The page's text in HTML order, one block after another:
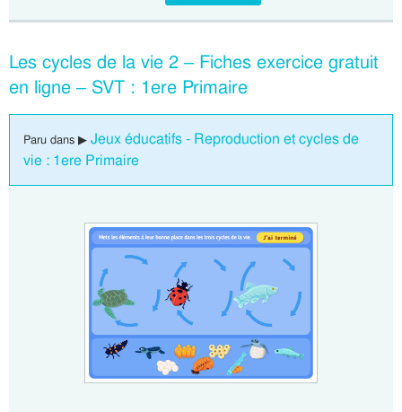
Les cycles de la vie 2 – Fiches exercice gratuit
en ligne – SVT : 1ere Primaire
Paru dans ▶ Jeux éducatifs - Reproduction et cycles de
vie : 1ere Primaire